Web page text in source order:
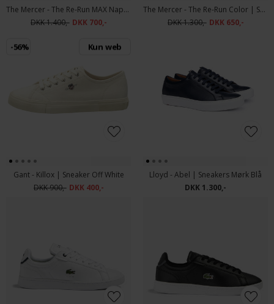
The Mercer - The Re-Run MAX Nappa | Sneakers Off White
DKK 1.400,- DKK 700,-
The Mercer - The Re-Run Color | Sneakers Brown
DKK 1.300,- DKK 650,-
-56% Kun web
Gant - Killox | Sneaker Off White
DKK 900,- DKK 400,-
Lloyd - Abel | Sneakers Mørk Blå
DKK 1.300,-